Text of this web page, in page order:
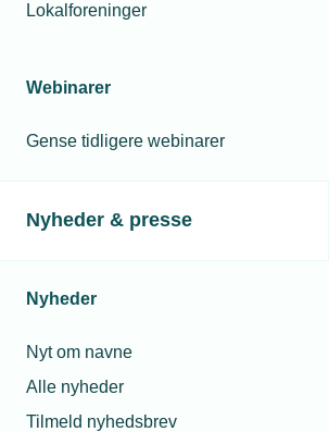
Lokalforeninger
Webinarer
Gense tidligere webinarer
Nyheder & presse
Nyheder
Nyt om navne
Alle nyheder
Tilmeld nyhedsbrev